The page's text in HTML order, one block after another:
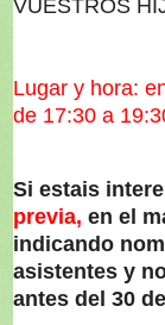
VUESTROS
Lugar y hora:
de 17:30 a
Si estais
previa, en el
indicando
asistentes y
antes del 30